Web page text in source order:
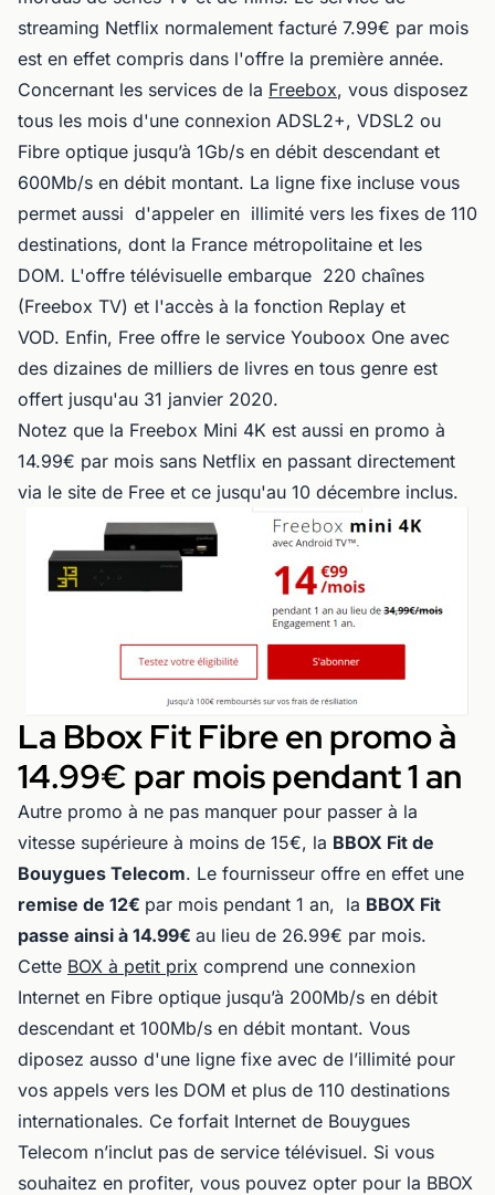
streaming Netflix normalement facturé 7.99€ par mois
est en effet compris dans l'offre la première année.
Concernant les services de la Freebox, vous disposez
tous les mois d'une connexion ADSL2+, VDSL2 ou
Fibre optique jusqu’à 1Gb/s en débit descendant et
600Mb/s en débit montant. La ligne fixe incluse vous
permet aussi d'appeler en illimité vers les fixes de 110
destinations, dont la France métropolitaine et les
DOM. L'offre télévisuelle embarque 220 chaînes
(Freebox TV) et l'accès à la fonction Replay et
VOD. Enfin, Free offre le service Youboox One avec
des dizaines de milliers de livres en tous genre est
offert jusqu'au 31 janvier 2020.
Notez que la Freebox Mini 4K est aussi en promo à
14.99€ par mois sans Netflix en passant directement
via le site de Free et ce jusqu'au 10 décembre inclus.
La Bbox Fit Fibre en promo à
14.99€ par mois pendant 1 an
Autre promo à ne pas manquer pour passer à la
vitesse supérieure à moins de 15€, la BBOX Fit de
Bouygues Telecom. Le fournisseur offre en effet une
remise de 12€ par mois pendant 1 an, la BBOX Fit
passe ainsi à 14.99€ au lieu de 26.99€ par mois.
Cette BOX à petit prix comprend une connexion
Internet en Fibre optique jusqu’à 200Mb/s en débit
descendant et 100Mb/s en débit montant. Vous
diposez ausso d'une ligne fixe avec de l’illimité pour
vos appels vers les DOM et plus de 110 destinations
internationales. Ce forfait Internet de Bouygues
Telecom n’inclut pas de service télévisuel. Si vous
souhaitez en profiter, vous pouvez opter pour la BBOX